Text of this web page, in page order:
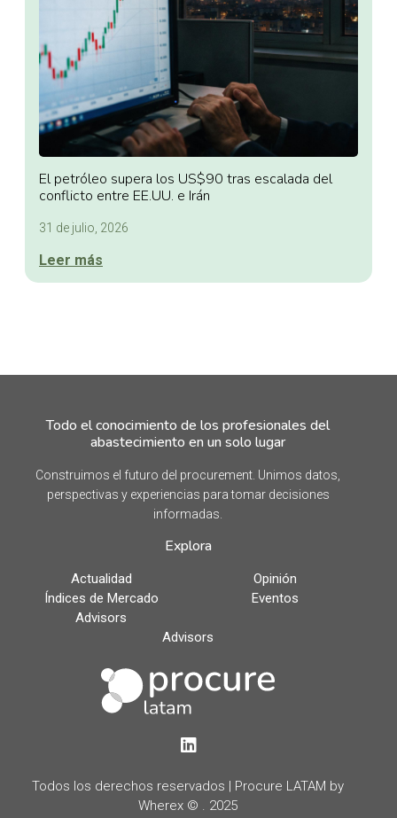
El petróleo supera los US$90 tras escalada del
conflicto entre EE.UU. e Irán
31 de julio, 2026
Leer más
Todo el conocimiento de los profesionales del
abastecimiento en un solo lugar
Construimos el futuro del procurement. Unimos datos,
perspectivas y experiencias para tomar decisiones
informadas.
Explora
Actualidad
Opinión
Índices de Mercado
Eventos
Advisors
Advisors
LinkedIn
Todos los derechos reservados | Procure LATAM by
Wherex © . 2025